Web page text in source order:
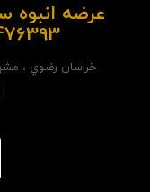
عرضه انبوه
خراسان رضوي ،